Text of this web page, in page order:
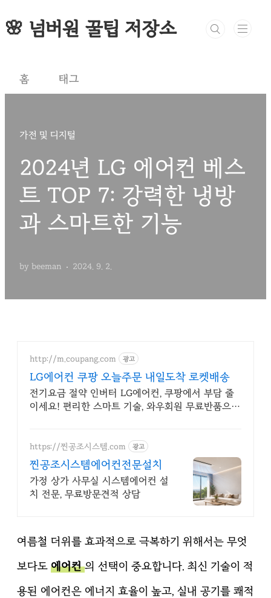
🌸 넘버원 꿀팁 저장소
홈 태그
가전 및 디지털
2024년 LG 에어컨 베스
트 TOP 7: 강력한 냉방
과 스마트한 기능
by beeman 2024. 9. 2.
http://m.coupang.com 광고
LG에어컨 쿠팡 오늘주문 내일도착 로켓배송
전기요금 절약 인버터 LG에어컨, 쿠팡에서 부담 줄
이세요! 편리한 스마트 기술, 와우회원 무료반품으로
https://찐공조시스템.com 광고
찐공조시스템에어컨전문설치
가정 상가 사무실 시스템에어컨 설
치 전문, 무료방문견적 상담
여름철 더위를 효과적으로 극복하기 위해서는 무엇
보다도 에어컨의 선택이 중요합니다. 최신 기술이 적
용된 에어컨은 에너지 효율이 높고, 실내 공기를 쾌적